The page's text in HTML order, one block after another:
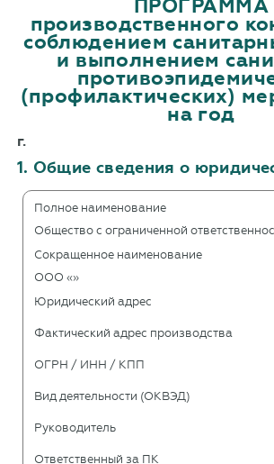
ПРОГРАММА
производственного
соблюдением
и выполнением
(профилактических)
на год
г.
1. Общие сведения о
Полное наименование
Общество с ограниченной
Сокращенное наименование
ООО «»
Юридический адрес
Фактический адрес производства
ОГРН / ИНН / КПП
Вид деятельности (ОКВЭД)
Руководитель
Ответственный за ПК